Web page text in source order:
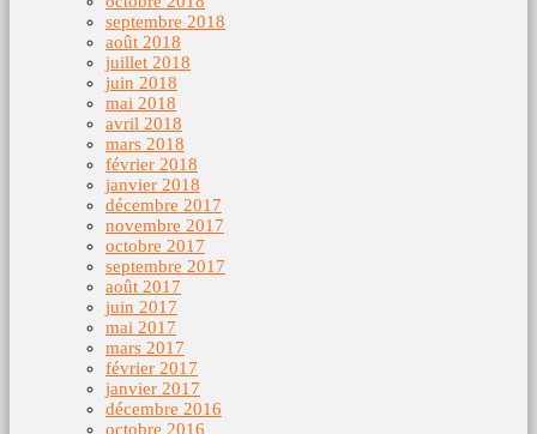
septembre 2018
août 2018
juillet 2018
juin 2018
mai 2018
avril 2018
mars 2018
février 2018
janvier 2018
décembre 2017
novembre 2017
octobre 2017
septembre 2017
août 2017
juin 2017
mai 2017
mars 2017
février 2017
janvier 2017
décembre 2016
octobre 2016